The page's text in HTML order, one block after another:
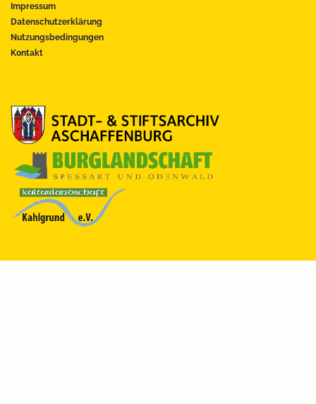
Impressum
Datenschutzerklärung
Nutzungsbedingungen
Kontakt